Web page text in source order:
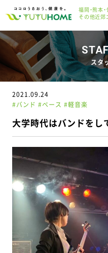
福岡・熊本・
その他近郊
スタ
2021.09.24
#バンド #ベース #軽音楽
大学時代はバンドをし